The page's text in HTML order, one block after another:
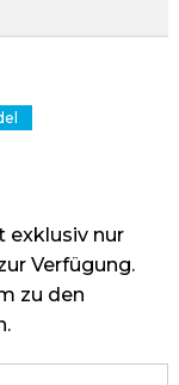
exklusiv nur
Verfügung.
zu den